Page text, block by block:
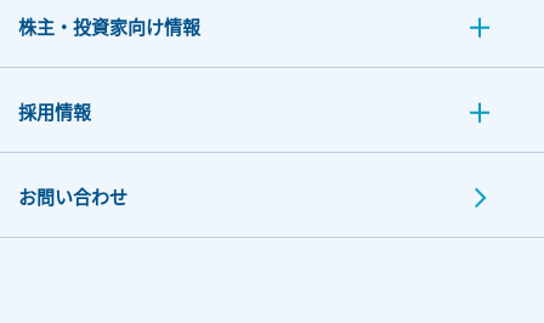
株主・投資家向け情報
採用情報
お問い合わせ